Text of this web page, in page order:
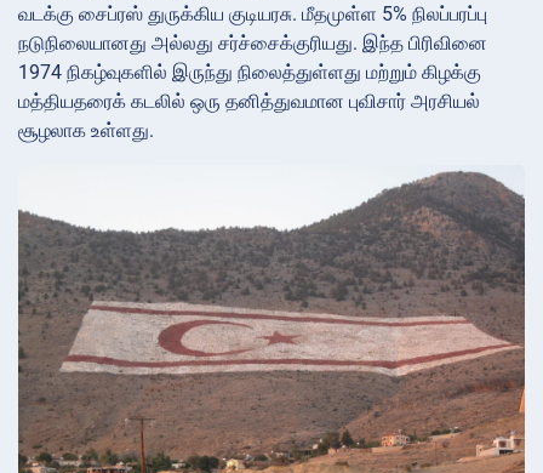
வடக்கு சைப்ரஸ் துருக்கிய குடியரசு. மீதமுள்ள 5% நிலப்பரப்பு
நடுநிலையானது அல்லது சர்ச்சைக்குரியது. இந்த பிரிவினை
1974 நிகழ்வுகளில் இருந்து நிலைத்துள்ளது மற்றும் கிழக்கு
மத்தியதரைக் கடலில் ஒரு தனித்துவமான புவிசார் அரசியல்
சூழலாக உள்ளது.